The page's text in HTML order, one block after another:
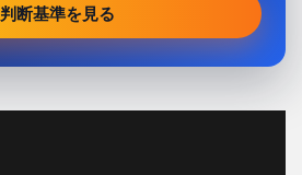
判断基準を見る